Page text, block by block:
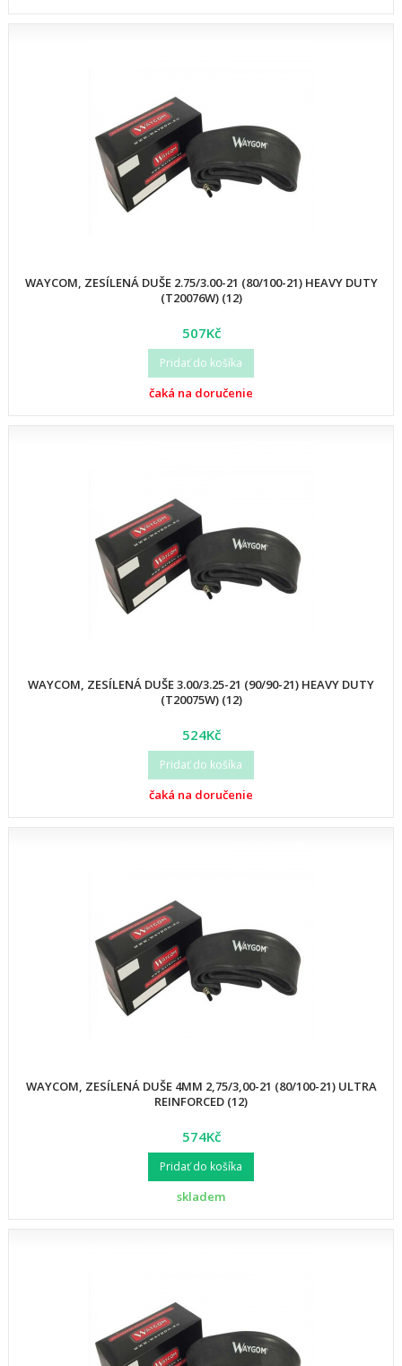
WAYCOM, ZESÍLENÁ DUŠE 2.75/3.00-21 (80/100-21) HEAVY DUTY
(T20076W) (12)
507Kč
Pridať do košíka
čaká na doručenie
WAYCOM, ZESÍLENÁ DUŠE 3.00/3.25-21 (90/90-21) HEAVY DUTY
(T20075W) (12)
524Kč
Pridať do košíka
čaká na doručenie
WAYCOM, ZESÍLENÁ DUŠE 4MM 2,75/3,00-21 (80/100-21) ULTRA
REINFORCED (12)
574Kč
Pridať do košíka
skladem